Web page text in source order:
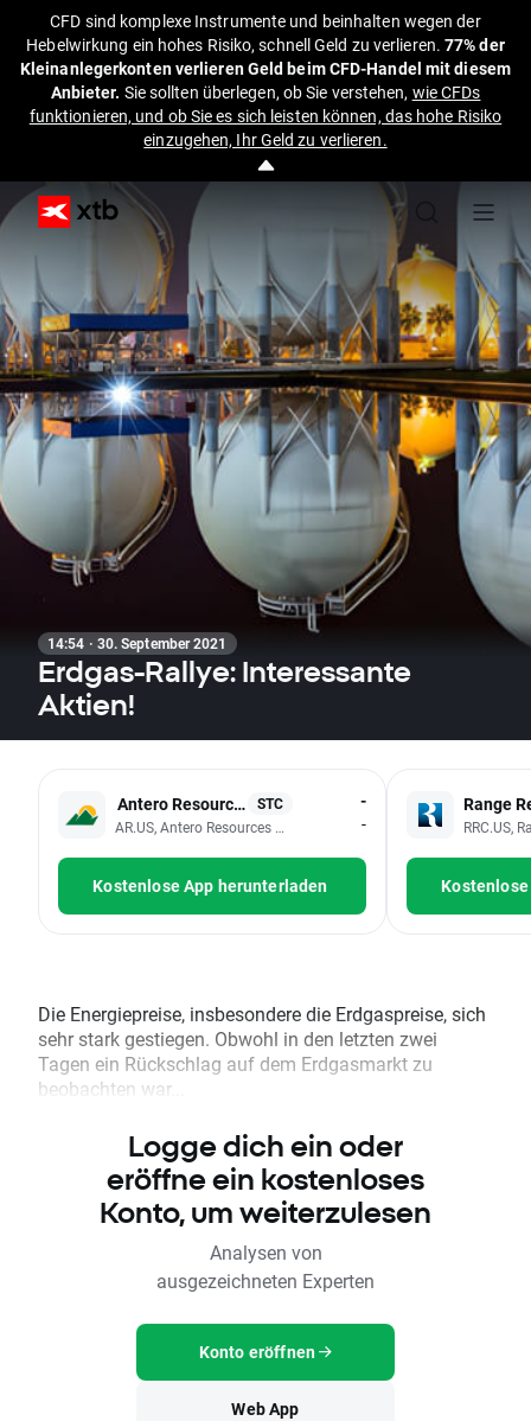
CFD sind komplexe Instrumente und beinhalten wegen der
Hebelwirkung ein hohes Risiko, schnell Geld zu verlieren.77% der
Kleinanlegerkonten verlieren Geld beim CFD-Handel mit diesem
Anbieter. Sie sollten überlegen, ob Sie verstehen, wie CFDs
funktionieren, und ob Sie es sich leisten können, das hohe Risiko
einzugehen, Ihr Geld zu verlieren.
14:54 · 30. September 2021
Erdgas-Rallye: Interessante
Aktien!
Antero Resources
STC
AR.US, Antero Resources Corp
-
-
Kostenlose App herunterladen
Range
RRC.US,
Die Energiepreise, insbesondere die Erdgaspreise, sich
sehr stark gestiegen. Obwohl in den letzten zwei
Tagen ein Rückschlag auf dem Erdgasmarkt zu
beobachten war...
Logge dich ein oder
eröffne ein kostenloses
Konto, um weiterzulesen
Analysen von
ausgezeichneten Experten
Konto eröffnen
Web App